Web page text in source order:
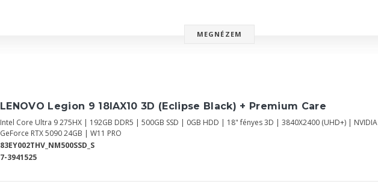
MEGNÉZEM
LENOVO Legion 9 18IAX10 3D (Eclipse Black) + Premium Care
Intel Core Ultra 9 275HX | 192GB DDR5 | 500GB SSD | 0GB HDD | 18" fényes 3D | 3840X2400 (UHD+) | NVIDIA
GeForce RTX 5090 24GB | W11 PRO
83EY002THV_NM500SSD_S
7-3941525